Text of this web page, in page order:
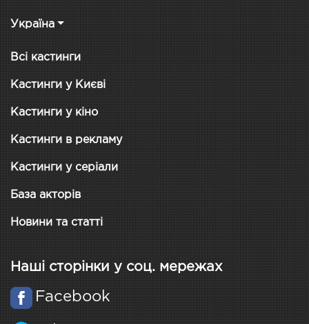
Україна
Всі кастинги
Кастинги у Києві
Кастинги у кіно
Кастинги в рекламу
Кастинги у серіали
База акторів
Новини та статті
Наші сторінки у соц. мережах
Facebook